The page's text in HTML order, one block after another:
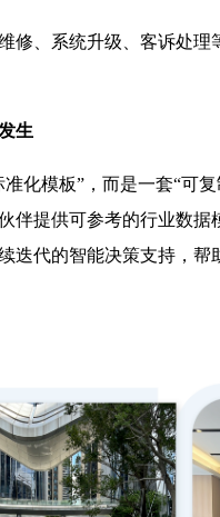
修、系统升级、客诉处理
生
准化模板”，而是一套“可
伴提供可参考的行业数据
迭代的智能决策支持，帮